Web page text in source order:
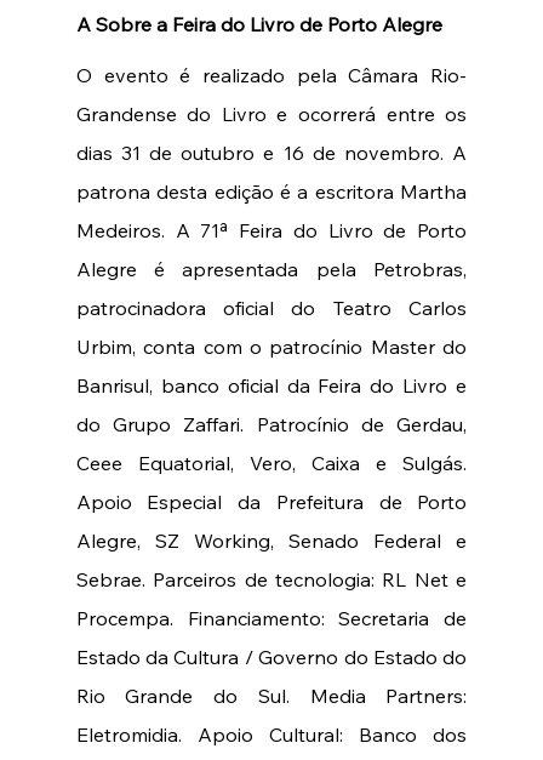
A Sobre a Feira do Livro de Porto Alegre
O evento é realizado pela Câmara Rio-
Grandense do Livro e ocorrerá entre os
dias 31 de outubro e 16 de novembro. A
patrona desta edição é a escritora Martha
Medeiros. A 71ª Feira do Livro de Porto
Alegre é apresentada pela Petrobras,
patrocinadora oficial do Teatro Carlos
Urbim, conta com o patrocínio Master do
Banrisul, banco oficial da Feira do Livro e
do Grupo Zaffari. Patrocínio de Gerdau,
Ceee Equatorial, Vero, Caixa e Sulgás.
Apoio Especial da Prefeitura de Porto
Alegre, SZ Working, Senado Federal e
Sebrae. Parceiros de tecnologia: RL Net e
Procempa. Financiamento: Secretaria de
Estado da Cultura / Governo do Estado do
Rio Grande do Sul. Media Partners:
Eletromidia. Apoio Cultural: Banco dos